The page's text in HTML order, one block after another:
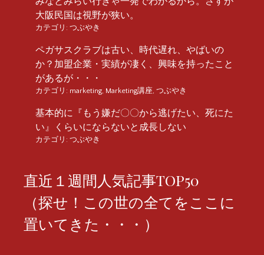
大阪民国は視野が狭い。
カテゴリ: つぶやき
ペガサスクラブは古い、時代遅れ、やばいの
か？加盟企業・実績が凄く、興味を持ったこと
があるが・・・
カテゴリ: marketing Marketing講座 つぶやき
基本的に『もう嫌だ〇〇から逃げたい、死にた
い』くらいにならないと成長しない
カテゴリ: つぶやき
直近１週間人気記事TOP50
（探せ！この世の全てをここに
置いてきた・・・）